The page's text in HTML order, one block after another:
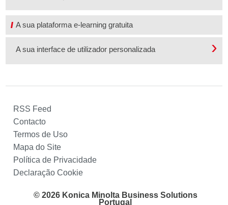
A sua plataforma e-learning gratuita
A sua interface de utilizador personalizada
RSS Feed
Contacto
Termos de Uso
Mapa do Site
Política de Privacidade
Declaração Cookie
© 2026 Konica Minolta Business Solutions
Portugal